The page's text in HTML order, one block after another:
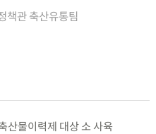
책관 축산유통팀
산물이력제 대상 소 사육